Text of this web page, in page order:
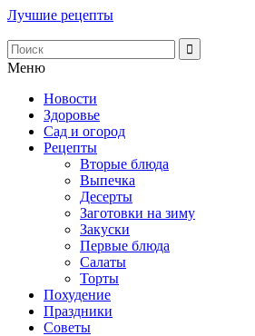
Лучшие рецепты
Меню
Новости
Здоровье
Сад и огород
Рецепты
Вторые блюда
Выпечка
Десерты
Заготовки на зиму
Закуски
Первые блюда
Салаты
Торты
Похудение
Праздники
Советы